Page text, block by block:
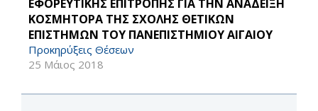
ΕΦΟΡΕΥΤΙΚΗΣ ΕΠΙΤΡΟΠΗΣ ΓΙΑ ΤΗΝ ΑΝΑΔΕΙΞΗ
ΚΟΣΜΗΤΟΡΑ ΤΗΣ ΣΧΟΛΗΣ ΘΕΤΙΚΩΝ
ΕΠΙΣΤΗΜΩΝ ΤΟΥ ΠΑΝΕΠΙΣΤΗΜΙΟΥ ΑΙΓΑΙΟΥ
Προκηρύξεις Θέσεων
25 Μάιος 2018